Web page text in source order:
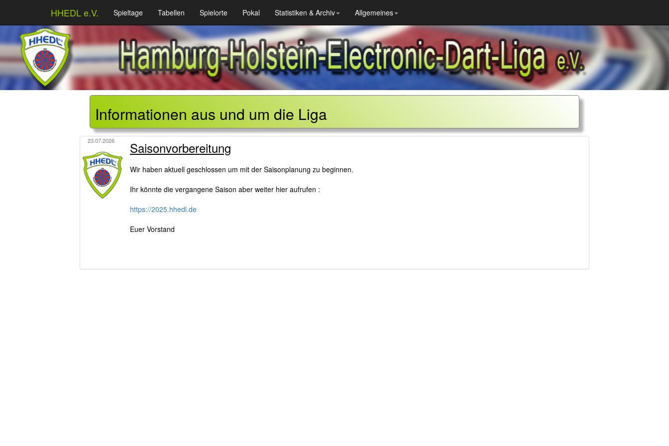
HHEDL e.V. Spieltage Tabellen Spielorte Pokal Statistiken & Archiv Allgemeines
Informationen aus und um die Liga
23.07.2026 Saisonvorbereitung
Wir haben aktuell geschlossen um mit der Saisonplanung zu beginnen.
Ihr könnte die vergangene Saison aber weiter hier aufrufen :
https://2025.hhedl.de
Euer Vorstand